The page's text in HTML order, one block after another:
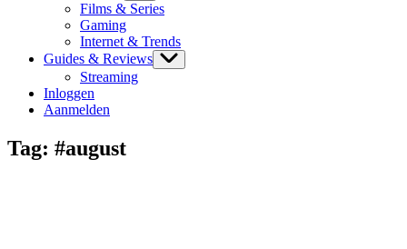
Films & Series
Gaming
Internet & Trends
Guides & Reviews
Streaming
Inloggen
Aanmelden
Tag: #august